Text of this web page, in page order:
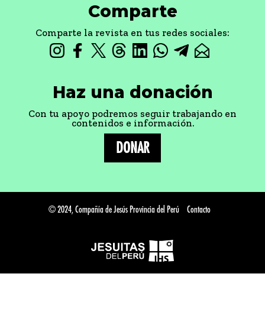
Comparte
Comparte la revista en tus redes sociales:
Haz una donación
Con tu apoyo podremos seguir trabajando en
contenidos e información.
DONAR
© 2024, Compañía de Jesús Provincia del Perú Contacto